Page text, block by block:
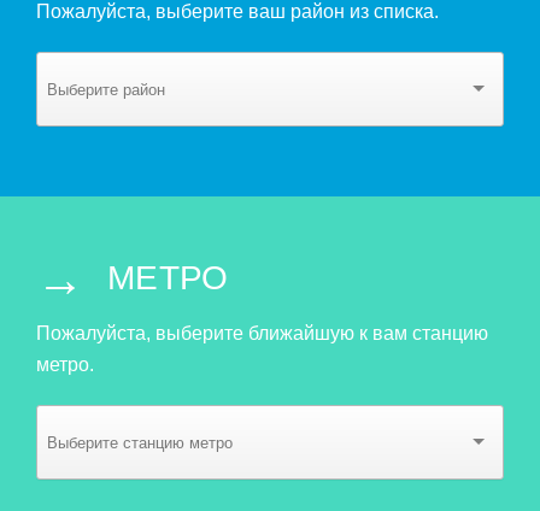
Пожалуйста, выберите ваш район из списка.
→ МЕТРО
Пожалуйста, выберите ближайшую к вам станцию
метро.